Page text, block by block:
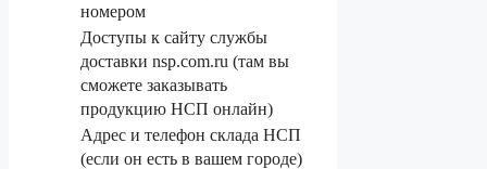
номером
Доступы к сайту службы
доставки nsp.com.ru (там вы
сможете заказывать
продукцию НСП онлайн)
Адрес и телефон склада НСП
(если он есть в вашем городе)